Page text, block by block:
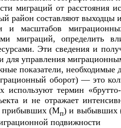
миграций от
район составляют выходцы
и масштабов
миграций, определить
Эти сведения и
для управления
показатели, необходимые
оборот) — это
используют термин
и не отражает
прибывших (Мп) и
подвижности